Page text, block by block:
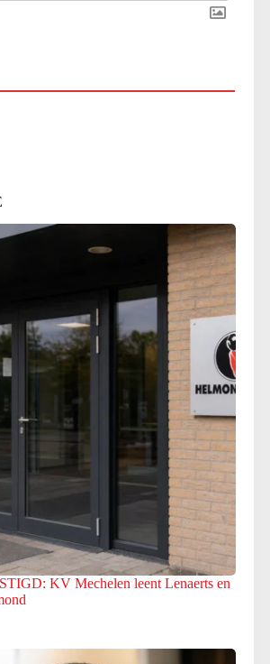
KV Mechelen leent Lenaerts en